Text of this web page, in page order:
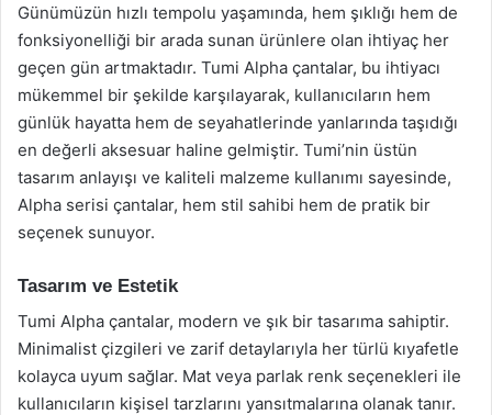
Günümüzün hızlı tempolu yaşamında, hem şıklığı hem de
fonksiyonelliği bir arada sunan ürünlere olan ihtiyaç her
geçen gün artmaktadır. Tumi Alpha çantalar, bu ihtiyacı
mükemmel bir şekilde karşılayarak, kullanıcıların hem
günlük hayatta hem de seyahatlerinde yanlarında taşıdığı
en değerli aksesuar haline gelmiştir. Tumi’nin üstün
tasarım anlayışı ve kaliteli malzeme kullanımı sayesinde,
Alpha serisi çantalar, hem stil sahibi hem de pratik bir
seçenek sunuyor.
Tasarım ve Estetik
Tumi Alpha çantalar, modern ve şık bir tasarıma sahiptir.
Minimalist çizgileri ve zarif detaylarıyla her türlü kıyafetle
kolayca uyum sağlar. Mat veya parlak renk seçenekleri ile
kullanıcıların kişisel tarzlarını yansıtmalarına olanak tanır.